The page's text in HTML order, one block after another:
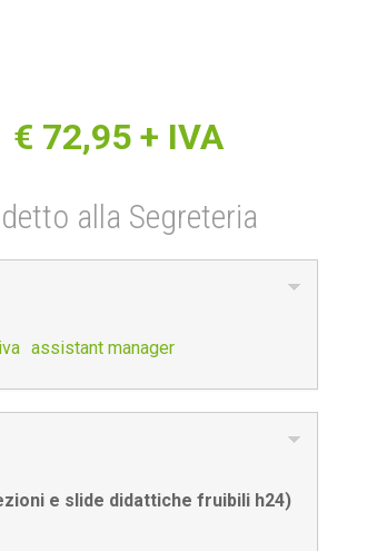
€ 72,95+ IVA
alla Segreteria
assistant manager
e slide didattiche fruibili h24)